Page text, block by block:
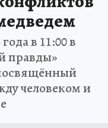
в 11:00 в
правды»
человеком и